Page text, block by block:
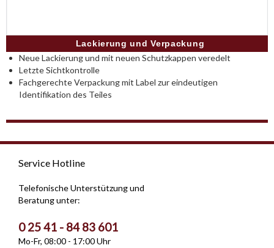
Lackierung und Verpackung
Neue Lackierung und mit neuen Schutzkappen veredelt
Letzte Sichtkontrolle
Fachgerechte Verpackung mit Label zur eindeutigen
Identifikation des Teiles
Service Hotline
Telefonische Unterstützung und
Beratung unter:
0 25 41 - 84 83 601
Mo-Fr, 08:00 - 17:00 Uhr